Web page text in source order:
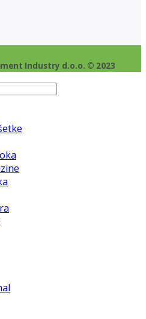
Industry d.o.o. © 2023